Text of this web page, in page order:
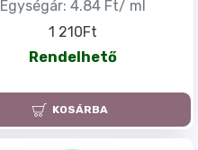
Egységár: 4.84 Ft/ ml
1 210Ft
Rendelhető
KOSÁRBA